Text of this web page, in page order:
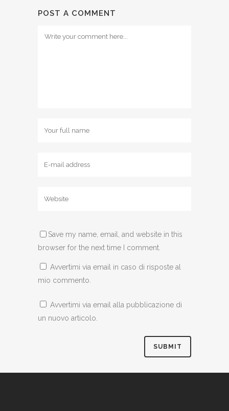
POST A COMMENT
Save my name, email, and website in this
browser for the next time I comment.
Avvertimi via email in caso di risposte al
mio commento.
Avvertimi via email alla pubblicazione di
un nuovo articolo.